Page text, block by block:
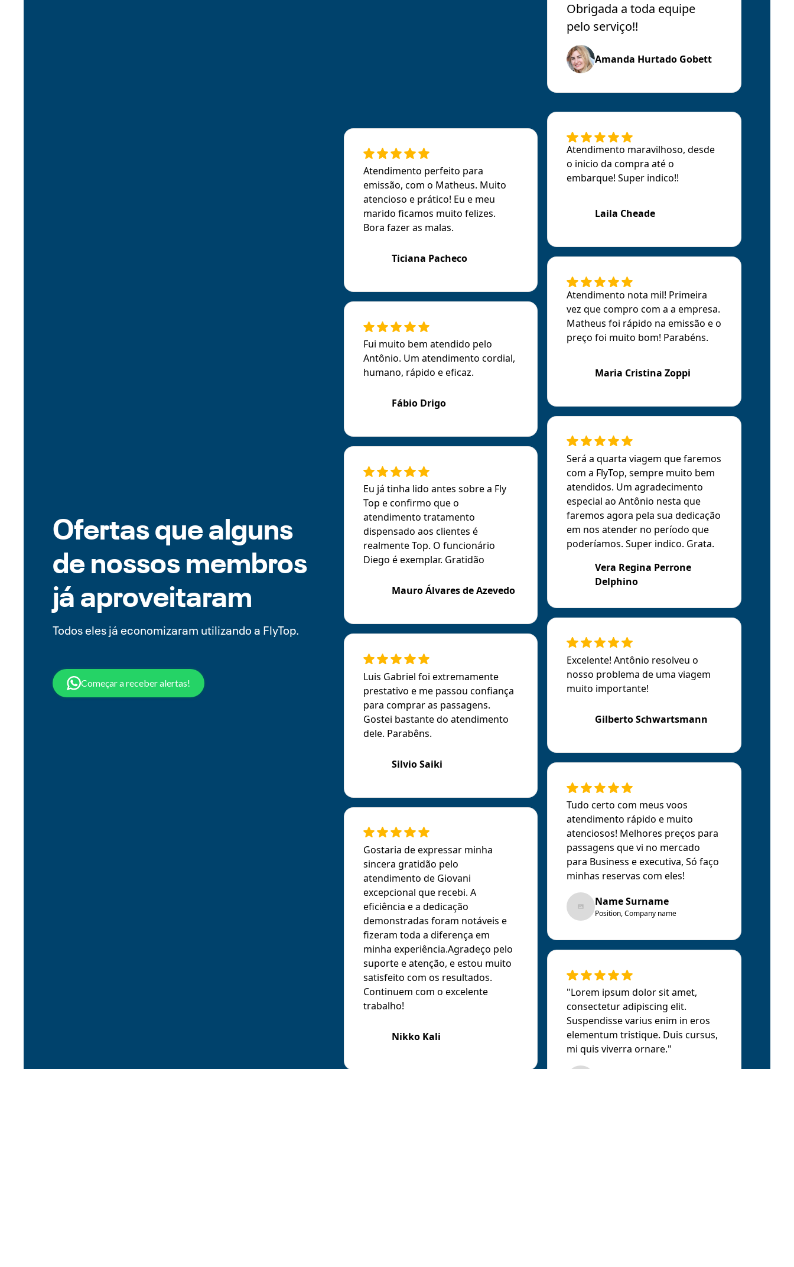
Ofertas que alguns
de nossos membros
já aproveitaram
Todos eles já economizaram utilizando a FlyTop.
Começar a receber alertas!
Atendimento perfeito para
emissão, com o Matheus. Muito
atencioso e prático! Eu e meu
marido ficamos muito felizes.
Bora fazer as malas.
Ticiana Pacheco
Fui muito bem atendido pelo
Antônio. Um atendimento cordial,
humano, rápido e eficaz.
Fábio Drigo
Eu já tinha lido antes sobre a Fly
Top e confirmo que o
atendimento tratamento
dispensado aos clientes é
realmente Top. O funcionário
Diego é exemplar. Gratidão
Mauro Álvares de Azevedo
Luis Gabriel foi extremamente
prestativo e me passou confiança
para comprar as passagens.
Gostei bastante do atendimento
dele. Parabêns.
Silvio Saiki
Gostaria de expressar minha
sincera gratidão pelo
atendimento de Giovani
excepcional que recebi. A
eficiência e a dedicação
demonstradas foram notáveis e
fizeram toda a diferença em
minha experiência.Agradeço pelo
suporte e atenção, e estou muito
satisfeito com os resultados.
Continuem com o excelente
trabalho!
Nikko Kali
Obrigada a toda equipe
pelo serviço!!
Amanda Hurtado Gobett
Atendimento maravilhoso, desde
o inicio da compra até o
embarque! Super indico!!
Laila Cheade
Atendimento nota mil! Primeira
vez que compro com a a empresa.
Matheus foi rápido na emissão e o
preço foi muito bom! Parabéns.
Maria Cristina Zoppi
Será a quarta viagem que faremos
com a FlyTop, sempre muito bem
atendidos. Um agradecimento
especial ao Antônio nesta que
faremos agora pela sua dedicação
em nos atender no período que
poderíamos. Super indico. Grata.
Vera Regina Perrone
Delphino
Excelente! Antônio resolveu o
nosso problema de uma viagem
muito importante!
Gilberto Schwartsmann
Tudo certo com meus voos
atendimento rápido e muito
atenciosos! Melhores preços para
passagens que vi no mercado
para Business e executiva, Só faço
minhas reservas com eles!
Name Surname
Position, Company name
"Lorem ipsum dolor sit amet,
consectetur adipiscing elit.
Suspendisse varius enim in eros
elementum tristique. Duis cursus,
mi quis viverra ornare."